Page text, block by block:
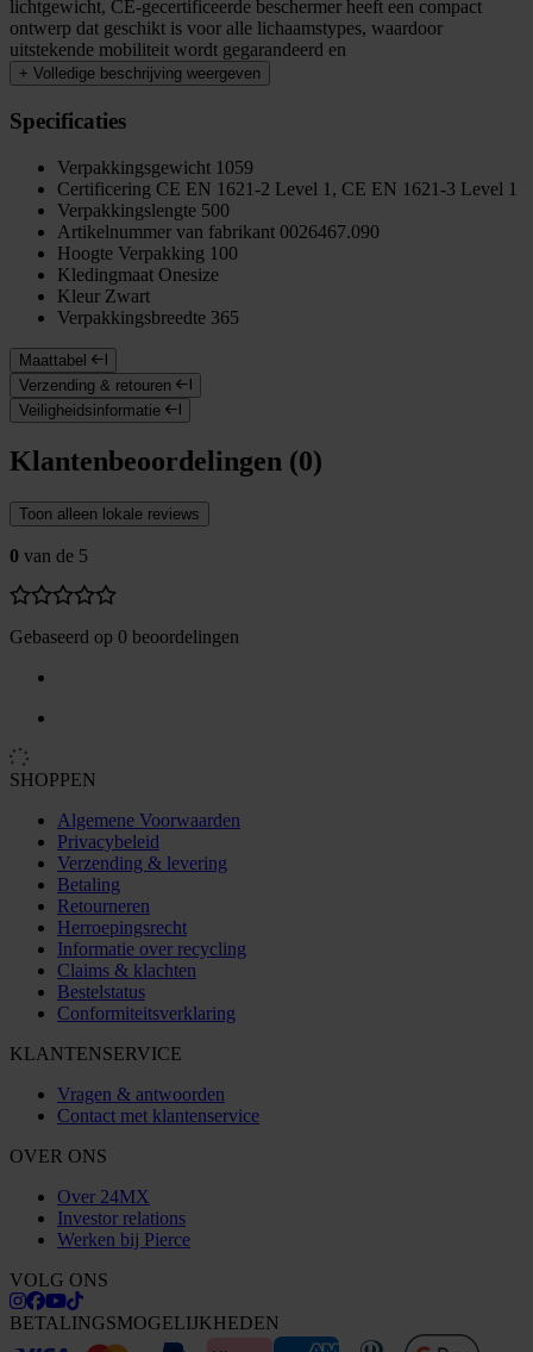
lichtgewicht, CE-gecertificeerde beschermer heeft een compact
ontwerp dat geschikt is voor alle lichaamstypes, waardoor
uitstekende mobiliteit wordt gegarandeerd en
+ Volledige beschrijving weergeven
Specificaties
Verpakkingsgewicht 1059
Certificering CE EN 1621-2 Level 1, CE EN 1621-3 Level 1
Verpakkingslengte 500
Artikelnummer van fabrikant 0026467.090
Hoogte Verpakking 100
Kledingmaat Onesize
Kleur Zwart
Verpakkingsbreedte 365
Maattabel
Verzending & retouren
Veiligheidsinformatie
Klantenbeoordelingen (0)
Toon alleen lokale reviews
0 van de 5
Gebaseerd op 0 beoordelingen
SHOPPEN
Algemene Voorwaarden
Privacybeleid
Verzending & levering
Betaling
Retourneren
Herroepingsrecht
Informatie over recycling
Claims & klachten
Bestelstatus
Conformiteitsverklaring
KLANTENSERVICE
Vragen & antwoorden
Contact met klantenservice
OVER ONS
Over 24MX
Investor relations
Werken bij Pierce
VOLG ONS
BETALINGSMOGELIJKHEDEN